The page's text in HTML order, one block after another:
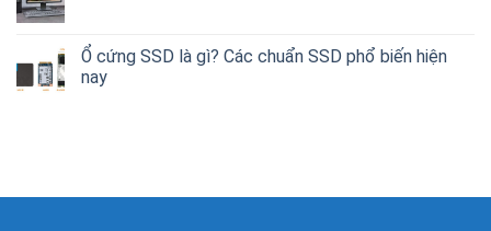
Ổ cứng SSD là gì? Các chuẩn SSD phổ biến hiện
nay